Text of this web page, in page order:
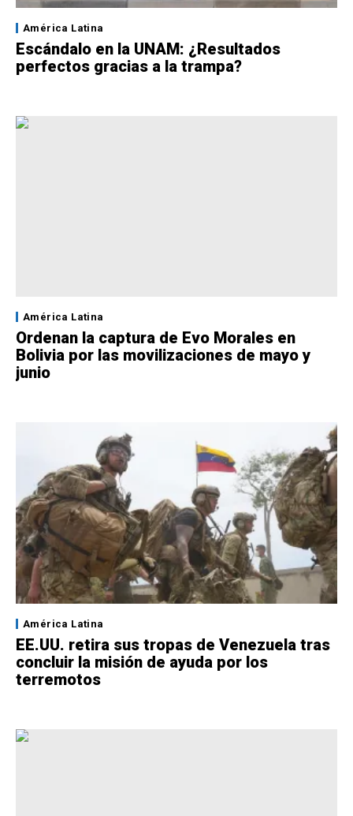
América Latina
Escándalo en la UNAM: ¿Resultados
perfectos gracias a la trampa?
América Latina
Ordenan la captura de Evo Morales en
Bolivia por las movilizaciones de mayo y
junio
América Latina
EE.UU. retira sus tropas de Venezuela tras
concluir la misión de ayuda por los
terremotos